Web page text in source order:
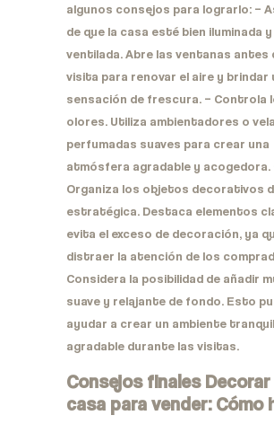
algunos consejos para lograrlo: –
de que la casa esté bien iluminada y
ventilada. Abre las ventanas antes
visita para renovar el aire y brindar
sensación de frescura. – Controla
olores. Utiliza ambientadores o
perfumadas suaves para crear una
atmósfera agradable y acogedora.
Organiza los objetos decorativos
estratégica. Destaca elementos
evita el exceso de decoración, ya
distraer la atención de los
Considera la posibilidad de añadir
suave y relajante de fondo. Esto
ayudar a crear un ambiente
agradable durante las visitas.
Consejos finales
casa para vender: Cómo